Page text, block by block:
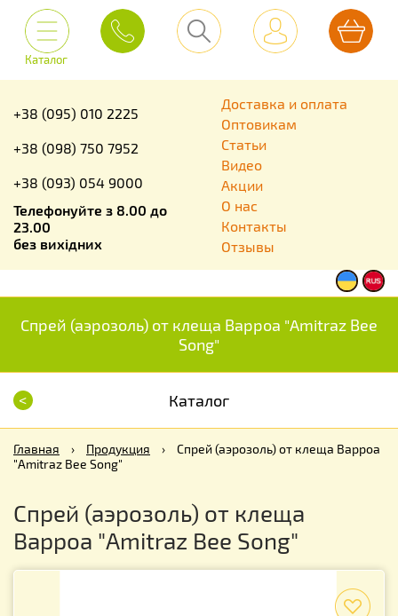
Каталог
+38 (095) 010 2225
+38 (098) 750 7952
+38 (093) 054 9000
Телефонуйте з 8.00 до
23.00
без вихідних
Доставка и оплата
Оптовикам
Статьи
Видео
Акции
О нас
Контакты
Отзывы
Спрей (аэрозоль) от клеща Варроа "Amitraz Bee
Song"
< Каталог
Главная › Продукция ›
Спрей (аэрозоль) от клеща Варроа
"Amitraz Bee Song"
Спрей (аэрозоль) от клеща
Варроа "Amitraz Bee Song"